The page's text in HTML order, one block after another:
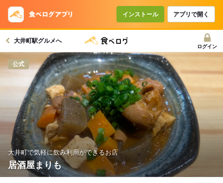
インストール アプリで開く
大井町駅グルメへ
ログイン
公式
大井町で気軽に飲み利用ができるお店
居酒屋まりも
コースで使えるクーポン
戻る
クーポンを利用せず予約する